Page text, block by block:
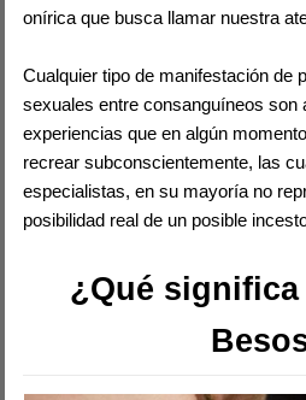
onírica que busca llamar nuestra
Cualquier tipo de manifestación de
sexuales entre consanguíneos son
experiencias que en algún
recrear subconscientemente, las
especialistas, en su mayoría no
posibilidad real de un posible
¿Qué